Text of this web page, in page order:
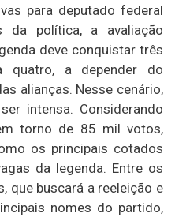
para deputado federal
da política, a avaliação
deve conquistar três
quatro, a depender do
alianças. Nesse cenário,
intensa. Considerando
torno de 85 mil votos,
os principais cotados
da legenda. Entre os
que buscará a reeleição e
nomes do partido,